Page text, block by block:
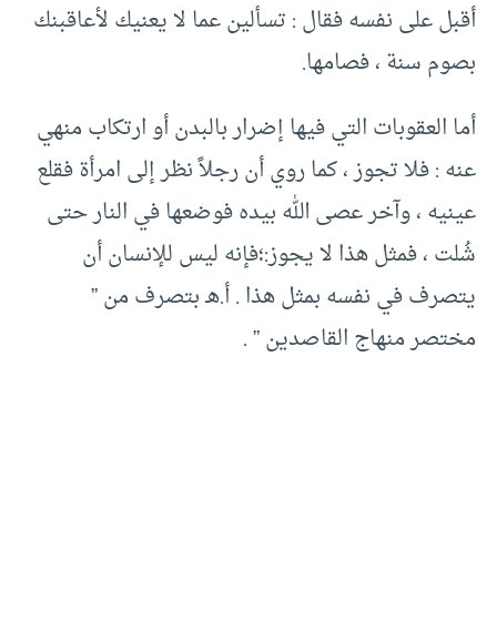
أقبل على نفسه فقال : تسألين عما لا يعنيك لأعاقبنك
بصوم سنة ، فصامها.
أما العقوبات التي فيها إضرار بالبدن أو ارتكاب منهي
عنه : فلا تجوز ، كما روي أن رجلاً نظر إلى امرأة فقلع
عينيه ، وآخر عصى الله بيده فوضعها في النار حتى
شُلت ، فمثل هذا لا يجوز:؛فإنه ليس للإنسان أن
يتصرف في نفسه بمثل هذا . أ.هـ بتصرف من ”
مختصر منهاج القاصدين ” .